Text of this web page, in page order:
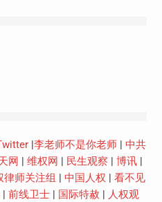
| 李老师不是你老师| 中共
网 维权网 民生观察 博讯|
律师关注组 中国人权
看不见
| 前线卫士| 国际特赦
人权观